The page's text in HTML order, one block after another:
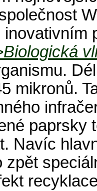
inovativním
mikronů.
paprsky
Navíc
zpět